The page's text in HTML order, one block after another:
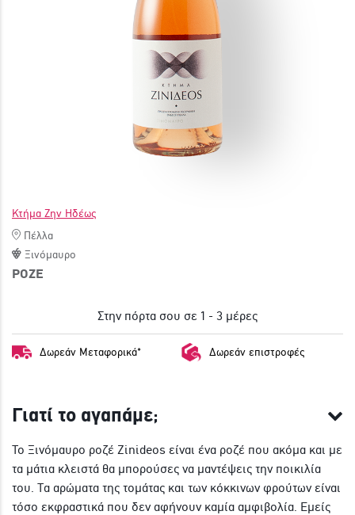
Κτήμα Ζην Ηδέως
Πέλλα
Ξινόμαυρο
ΡΟΖΕ
Στην πόρτα σου σε 1 - 3 μέρες
Δωρεάν Μεταφορικά* Δωρεάν επιστροφές
Γιατί το αγαπάμε;
Το Ξινόμαυρο ροζέ Zinideos είναι ένα ροζέ που ακόμα και με
τα μάτια κλειστά θα μπορούσες να μαντέψεις την ποικιλία
του. Τα αρώματα της τομάτας και των κόκκινων φρούτων είναι
τόσο εκφραστικά που δεν αφήνουν καμία αμφιβολία. Εμείς